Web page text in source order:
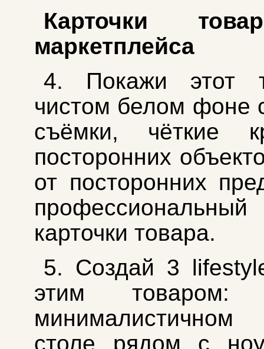
Карточки
маркетплейса
4. Покажи этот
чистом белом фоне
съёмки, чёткие
посторонних
от посторонних
карточки товара.
5. Создай 3
этим
столе рядом с